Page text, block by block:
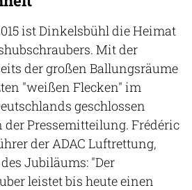
ist Dinkelsbühl die Heimat
Mit der
der großen Ballungsräume
"weißen Flecken" im
geschlossen
der Pressemitteilung. Frédéric
der ADAC Luftrettung,
Jubiläums: "Der
leistet bis heute einen